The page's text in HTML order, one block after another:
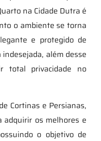
na Cidade Dutra é
o ambiente se torna
e protegido de
além desse
total privacidade no
Cortinas e Persianas,
adquirir os melhores e
o objetivo de